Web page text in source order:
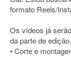
formato Reels/
Os vídeos já
da parte de
• Corte e